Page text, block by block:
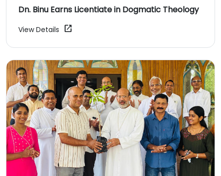
Dn. Binu Earns Licentiate in Dogmatic Theology
View Details open_in_new